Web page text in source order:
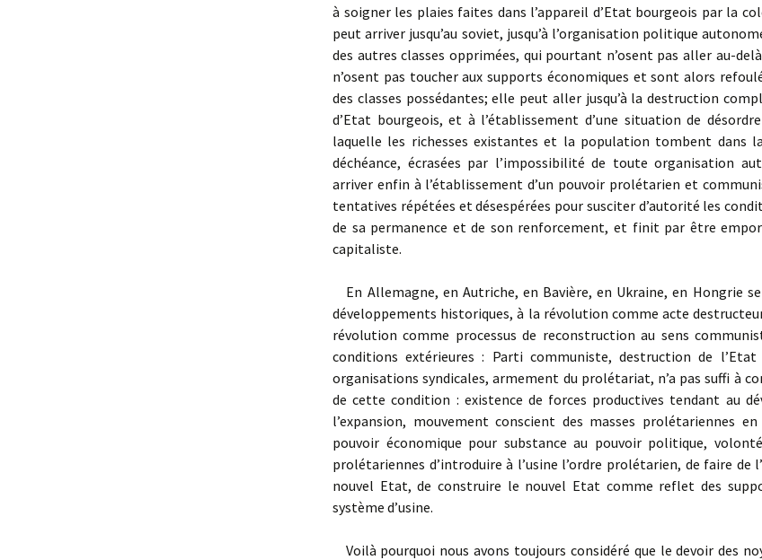
à soigner les plaies faites dans l’appareil d’Etat bourgeois par la
peut arriver jusqu’au soviet, jusqu’à l’organisation politique
des autres classes opprimées, qui pourtant n’osent pas aller au-
n’osent pas toucher aux supports économiques et sont alors
des classes possédantes; elle peut aller jusqu’à la destruction
d’Etat bourgeois, et à l’établissement d’une situation de
laquelle les richesses existantes et la population tombent dans
déchéance, écrasées par l’impossibilité de toute organisation
arriver enfin à l’établissement d’un pouvoir prolétarien et
tentatives répétées et désespérées pour susciter d’autorité les
de sa permanence et de son renforcement, et finit par être
capitaliste.
En Allemagne, en Autriche, en Bavière, en Ukraine, en Hongrie
développements historiques, à la révolution comme acte destructeur
révolution comme processus de reconstruction au sens
conditions extérieures : Parti communiste, destruction de
organisations syndicales, armement du prolétariat, n’a pas suffi à
de cette condition : existence de forces productives tendant au
l’expansion, mouvement conscient des masses prolétariennes
pouvoir économique pour substance au pouvoir politique,
prolétariennes d’introduire à l’usine l’ordre prolétarien, de faire de
nouvel Etat, de construire le nouvel Etat comme reflet des
système d’usine.
Voilà pourquoi nous avons toujours considéré que le devoir des